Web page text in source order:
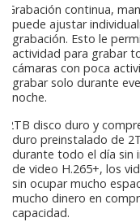
Grabación continua,
puede ajustar
grabación. Esto le
actividad para grabar
cámaras con poca
grabar solo durante
noche.
2TB disco duro y
duro preinstalado de
durante todo el día sin
de video H.265+, los
sin ocupar mucho
mucho dinero en
capacidad.